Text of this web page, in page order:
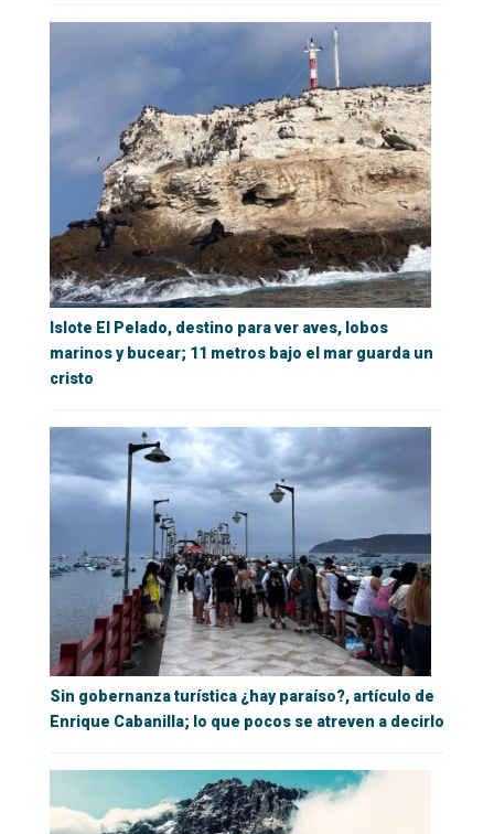
Islote El Pelado, destino para ver aves, lobos
marinos y bucear; 11 metros bajo el mar guarda un
cristo
Sin gobernanza turística ¿hay paraíso?, artículo de
Enrique Cabanilla; lo que pocos se atreven a decirlo